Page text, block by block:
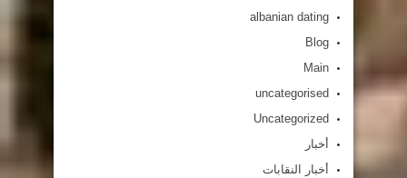
albanian dating
Blog
Main
uncategorised
Uncategorized
أخبار
أخبار النقابات